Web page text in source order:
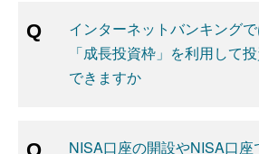
インターネットバンキング
「成長投資枠」を利用して
できますか
NISA口座の開設やNISA口座